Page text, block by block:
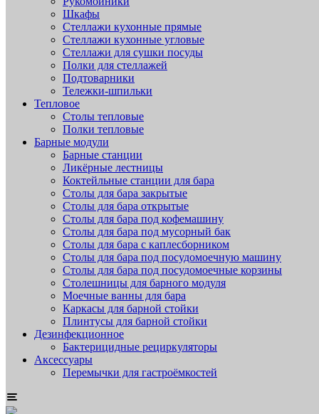
Шкафы
Стеллажи кухонные прямые
Стеллажи кухонные угловые
Стеллажи для сушки посуды
Полки для стеллажей
Подтоварники
Тележки-шпильки
Тепловое
Столы тепловые
Полки тепловые
Барные модули
Барные станции
Ликёрные лестницы
Коктейльные станции для бара
Столы для бара закрытые
Столы для бара открытые
Столы для бара под кофемашину
Столы для бара под мусорный бак
Столы для бара с каплесборником
Столы для бара под посудомоечную машину
Столы для бара под посудомоечные корзины
Столешницы для барного модуля
Моечные ванны для бара
Каркасы для барной стойки
Плинтусы для барной стойки
Дезинфекционное
Бактерицидные рециркуляторы
Аксессуары
Перемычки для гастроёмкостей